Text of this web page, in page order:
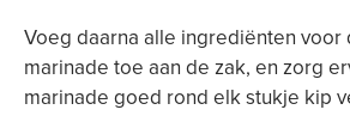
Voeg daarna alle ingrediënten voor
marinade toe aan de zak, en zorg
marinade goed rond elk stukje kip